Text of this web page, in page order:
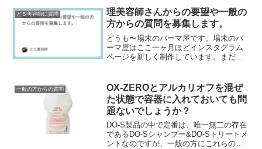
ミンアレルギーってな...
どＳ美容師に質問
理美容師さんからの要望や一般の
方からの質問を募集します。
どうも〜場末のパーマ屋です。場末のパ
ーマ屋はここ一ヶ月ほどインスタグラム
ページを新しく制作しています。まだま
日記のインスタグラ...
一般の方からの質問
OX-ZEROとアルカリオフを混ぜ
た状態で容器に入れておいても問
題ないでしょうか？
DO-S製品の中で定番は、唯一無二の存在
であるDO-Sシャンプー&DO-Sトリートメ
ントなのですが、一般の方にこれらの次